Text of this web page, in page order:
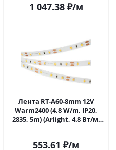
1 047.38₽/м
Лента RT-A60-8mm 12V
Warm2400 (4.8 W/m, IP20,
2835, 5m) (Arlight, 4.8 Вт/м,
553.61 ₽/м